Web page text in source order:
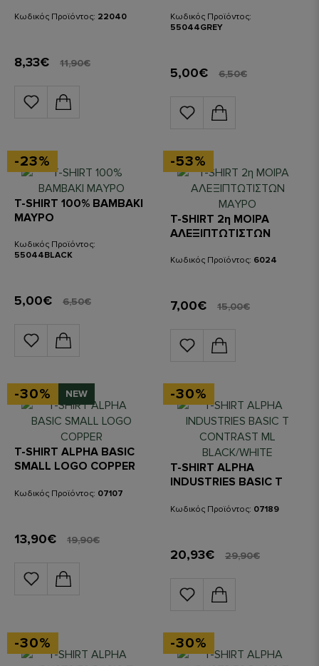
Κωδικός Προϊόντος: 22040
8,33€ 11,90€
Κωδικός Προϊόντος:
55044GREY
5,00€ 6,50€
-23%
T-SHIRT 100% ΒΑΜΒΑΚΙ
ΜΑΥΡΟ
Κωδικός Προϊόντος:
55044BLACK
5,00€ 6,50€
-53%
T-SHIRT 2η ΜΟΙΡΑ
ΑΛΕΞΙΠΤΩΤΙΣΤΩΝ
Κωδικός Προϊόντος: 6024
7,00€ 15,00€
-30% NEW
T-SHIRT ALPHA BASIC
SMALL LOGO COPPER
Κωδικός Προϊόντος: 07107
13,90€ 19,90€
-30%
T-SHIRT ALPHA
INDUSTRIES BASIC T
BLACK/WHITE
Κωδικός Προϊόντος: 07189
20,93€ 29,90€
-30% -30%